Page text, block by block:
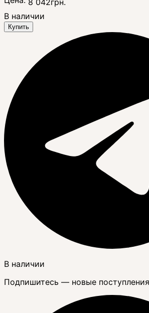
В наличии
Купить
В наличии
Подпишитесь — новые